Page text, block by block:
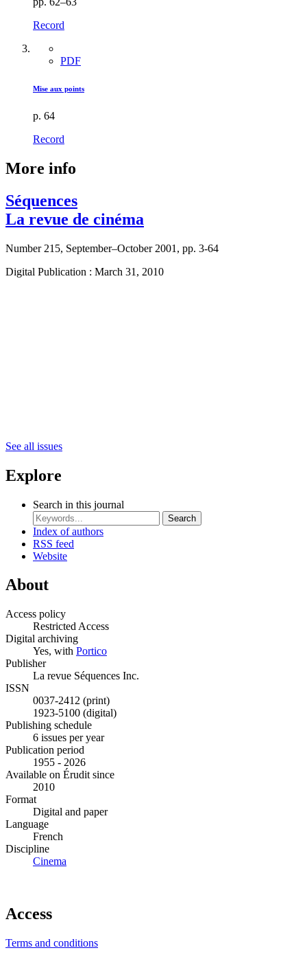
Record
PDF
Mise aux points
p. 64
Record
More info
Séquences
La revue de cinéma
Number 215, September–October 2001, pp. 3-64
Digital Publication : March 31, 2010
See all issues
Explore
Search in this journal
Search
Index of authors
RSS feed
Website
About
Access policy
Restricted Access
Digital archiving
Yes, with Portico
Publisher
La revue Séquences Inc.
ISSN
0037-2412 (print)
1923-5100 (digital)
Publishing schedule
6 issues per year
Publication period
1955 - 2026
Available on Érudit since
2010
Format
Digital and paper
Language
French
Discipline
Cinema
Access
Terms and conditions